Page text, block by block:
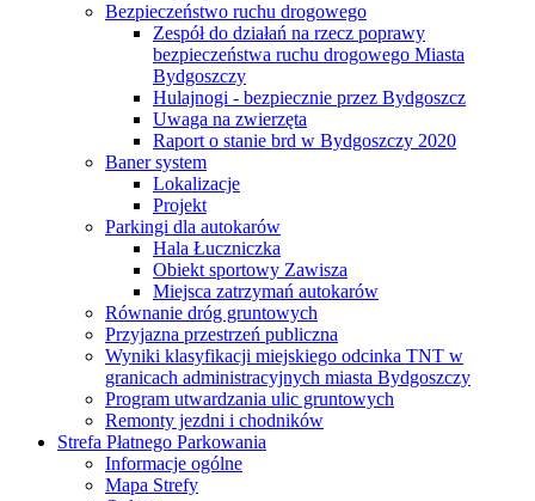
Bezpieczeństwo ruchu drogowego
Zespół do działań na rzecz poprawy
bezpieczeństwa ruchu drogowego Miasta
Bydgoszczy
Hulajnogi - bezpiecznie przez Bydgoszcz
Uwaga na zwierzęta
Raport o stanie brd w Bydgoszczy 2020
Baner system
Lokalizacje
Projekt
Parkingi dla autokarów
Hala Łuczniczka
Obiekt sportowy Zawisza
Miejsca zatrzymań autokarów
Równanie dróg gruntowych
Przyjazna przestrzeń publiczna
Wyniki klasyfikacji miejskiego odcinka TNT w
granicach administracyjnych miasta Bydgoszczy
Program utwardzania ulic gruntowych
Remonty jezdni i chodników
Strefa Płatnego Parkowania
Informacje ogólne
Mapa Strefy